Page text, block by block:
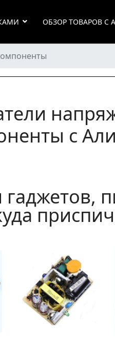
ОБЗОР ТОВАРОВ С
с